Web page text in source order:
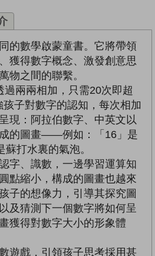
的數學啟蒙童書。它將帶領
獲得數字概念、激發創意思
物之間的聯繫。
兩兩相加，只需20次即超
子對數字的認知，每次相加
現：阿拉伯數字、中英文以
的圖畫——例如：「16」是
打水裏的氣泡。
字、識數，一邊學習運算知
點縮小，構成的圖畫也越來
子的想像力，引導其探究圖
及猜測下一個數字將如何呈
獲得對數字大小的形象體
遊戲，引領孩子思考採用甚